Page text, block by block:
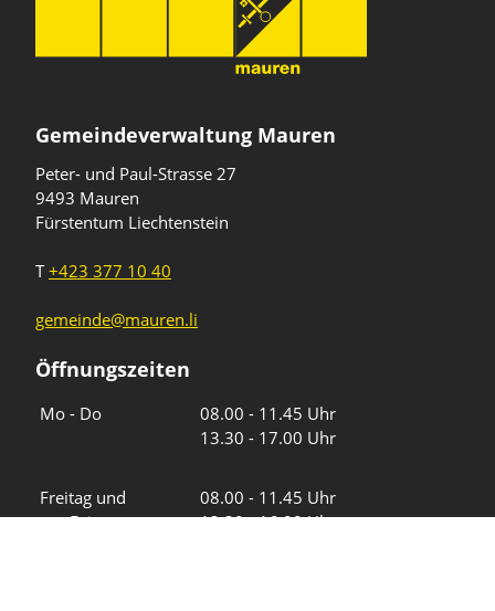
Gemeindeverwaltung Mauren
Peter- und Paul-Strasse 27
9493 Mauren
Fürstentum Liechtenstein
T+423 377 10 40
gemeinde@mauren.li
Öffnungszeiten
Mo - Do
08.00 - 11.45 Uhr
13.30 - 17.00 Uhr
Freitag und
vor Feiertagen
08.00 - 11.45 Uhr
13.30 - 16.00 Uhr